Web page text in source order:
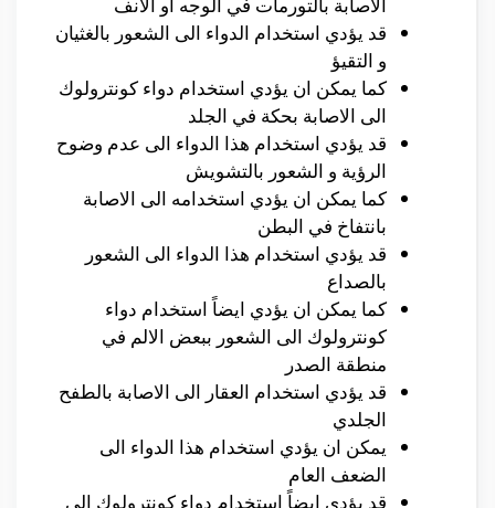
قد يؤدي استخدام الدواء الى الشعور بالغثيان
و التقيؤ
كما يمكن ان يؤدي استخدام دواء كونترولوك
الى الاصابة بحكة في الجلد
قد يؤدي استخدام هذا الدواء الى عدم وضوح
الرؤية و الشعور بالتشويش
كما يمكن ان يؤدي استخدامه الى الاصابة
بانتفاخ في البطن
قد يؤدي استخدام هذا الدواء الى الشعور
بالصداع
كما يمكن ان يؤدي ايضاً استخدام دواء
كونترولوك الى الشعور ببعض الالم في
منطقة الصدر
قد يؤدي استخدام العقار الى الاصابة بالطفح
الجلدي
يمكن ان يؤدي استخدام هذا الدواء الى
الضعف العام
قد يؤدي ايضاً استخدام دواء كونترولوك الى